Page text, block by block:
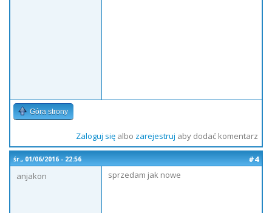
Góra strony
Zaloguj sięalbo zarejestruj aby dodać komentarz
śr., 01/06/2016 - 22:56
#4
anjakon
sprzedam jak nowe